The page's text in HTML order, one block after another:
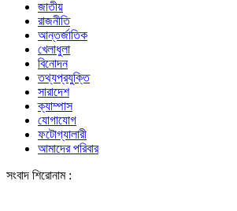
জাতীয়
রাজনীতি
আন্তর্জাতিক
খেলাধুলা
বিনোদন
তথ্যপ্রযুক্তি
সারাদেশ
ক্যাম্পাস
যোগাযোগ
ফটোগ্যালারী
আমাদের পরিবার
সংবাদ শিরোনাম :